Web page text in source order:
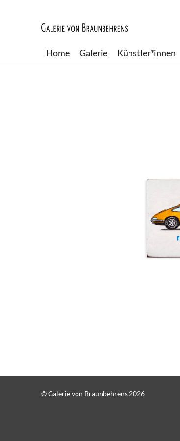
Home Galerie Künstler*innen
© Galerie von Braunbehrens 2026